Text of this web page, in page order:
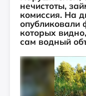
нечистоты,
комиссия. На
опубликовали
которых
сам водный